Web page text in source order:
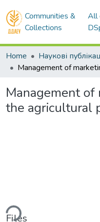
Communities &
Collections
All
Home Наукові
Management of
the agricultural
Files